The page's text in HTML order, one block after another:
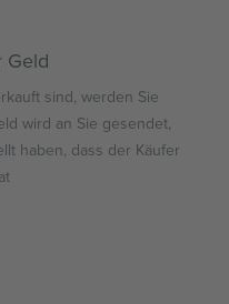
Geld
sind, werden Sie
wird an Sie gesendet,
haben, dass der Käufer